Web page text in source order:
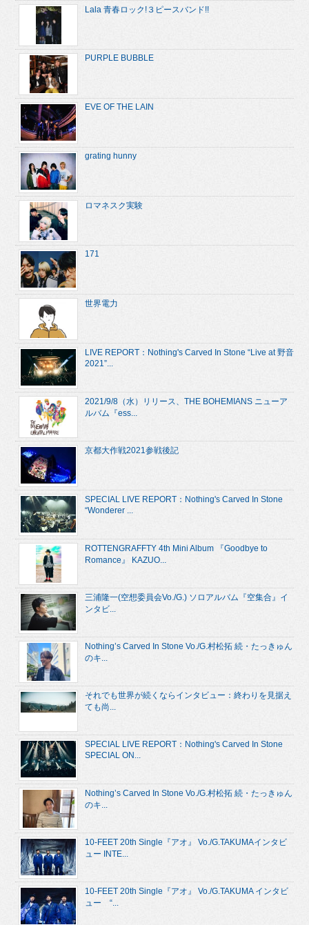
Lala 青春ロック!３ピースバンド!!
PURPLE BUBBLE
EVE OF THE LAIN
grating hunny
ロマネスク実験
171
世界電力
LIVE REPORT：Nothing's Carved In Stone “Live at 野音
2021”...
2021/9/8（水）リリース、THE BOHEMIANS ニューア
ルバム『ess...
京都大作戦2021参戦後記
SPECIAL LIVE REPORT：Nothing's Carved In Stone
“Wonderer ...
ROTTENGRAFFTY 4th Mini Album 『Goodbye to
Romance』 KAZUO...
三浦隆一(空想委員会Vo./G.) ソロアルバム『空集合』イ
ンタビ...
Nothing’s Carved In Stone Vo./G.村松拓 続・たっきゅん
のキ...
それでも世界が続くならインタビュー：終わりを見据え
ても尚...
SPECIAL LIVE REPORT：Nothing's Carved In Stone
SPECIAL ON...
Nothing’s Carved In Stone Vo./G.村松拓 続・たっきゅん
のキ...
10-FEET 20th Single『アオ』 Vo./G.TAKUMAインタビ
ュー INTE...
10-FEET 20th Single『アオ』 Vo./G.TAKUMA インタビ
ュー “...